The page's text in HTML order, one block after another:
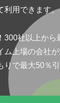
利用できます。
300社以上か
ム上場の会社
りで最大50％